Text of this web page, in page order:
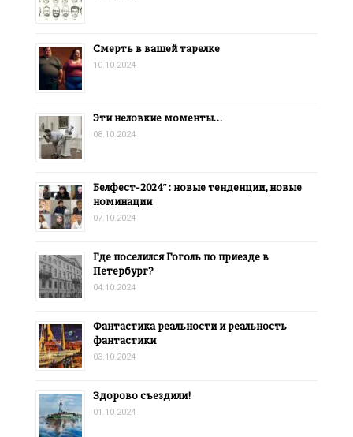
Смерть в вашей тарелке
10.10.2024
Эти неловкие моменты…
08.10.2024
Белфест-2024″: новые тенденции, новые
номинации
07.10.2024
Где поселился Гоголь по приезде в
Петербург?
04.10.2024
Фантастика реальности и реальность
фантастики
03.10.2024
Здорово съездили!
01.10.2024